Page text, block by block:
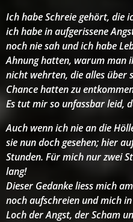
Ich habe Schreie gehört, die
ich habe in aufgerissene
noch nie sah und ich habe
Ahnung hatten, warum man
nicht wehrten, die alles über
Chance hatten zu
Es tut mir so unfassbar leid,
Auch wenn ich nie an die
sie nun doch gesehen; hier
Stunden. Für mich nur zwei
lang!
Dieser Gedanke liess mich
noch aufschreien und mich
Loch der Angst, der Scham